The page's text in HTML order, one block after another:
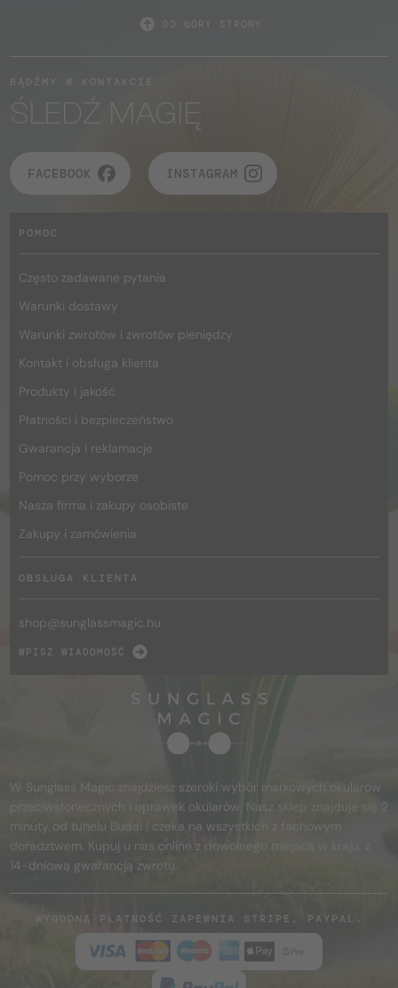
ŚLEDŹ MAGIĘ
FACEBOOK INSTAGRAM
POMOC
Często zadawane pytania
Warunki dostawy
Warunki zwrotów i zwrotów pieniędzy
Kontakt i obsługa klienta
Produkty i jakość
Płatności i bezpieczeństwo
Gwarancja i reklamacje
Pomoc przy wyborze
Nasza firma i zakupy osobiste
Zakupy i zamówienia
OBSŁUGA KLIENTA
shop@sunglassmagic.hu
WPISZ WIADOMOŚĆ
W Sunglass Magic znajdziesz szeroki wybór markowych okularów
przeciwsłonecznych i oprawek okularów. Nasz sklep znajduje się 2
minuty od tunelu Budai i czeka na wszystkich z fachowym
doradztwem. Kupuj u nas online z dowolnego miejsca w kraju, z
14-dniową gwarancją zwrotu.
WYGODNĄ PŁATNOŚĆ ZAPEWNIA STRIPE, PAYPAL.